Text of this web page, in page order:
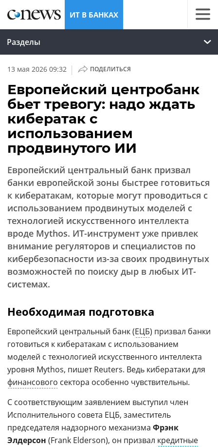
ИТ В БАНКАХ
Разделы
13 мая 2026 09:32 | ПОДЕЛИТЬСЯ
Европейский центробанк
бьет тревогу: надо ждать
кибератак с
использованием
продвинутого ИИ
Европейский центральный банк призвал
банки европейской зоны быстрее готовиться
к кибератакам, которые могут проводиться с
использованием продвинутых моделей с
технологией искусственного интеллекта
вроде Mythos. ИТ-инструмент уже привлек
внимание регуляторов и специалистов по
кибербезопасности из-за своих продвинутых
возможностей по поиску дыр в любых ИТ-
системах.
Необходимая подготовка
Европейский центральный банк (ЕЦБ) призвал банки
готовиться к кибератакам с использованием
моделей с технологией искусственного интеллекта
уровня Mythos, пишет Reuters. Ведь кибератаки для
финансового сектора особенно чувствительны.
С соответствующим заявлением выступил член
Исполнительного совета ЕЦБ, заместитель
председателя надзорного механизма Фрэнк
Элдерсон (Frank Elderson), он призвал кредитные